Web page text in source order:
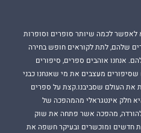
לאפשר לכמה שיותר סופרים וסופרות
שלהם, לתת לקוראים חופש בחירה
אנחנו אוהבים ספרים, סיפורים
שסיפורים מעצבים את מי שאנחנו כבני
את העולם שסביבנו.קצת על ספרים
היא חלק אינטגראלי מהמהפכה של
מהפכה אשר פתחה את שוק
חדשים ומוכשרים ובעיקר חשפה את